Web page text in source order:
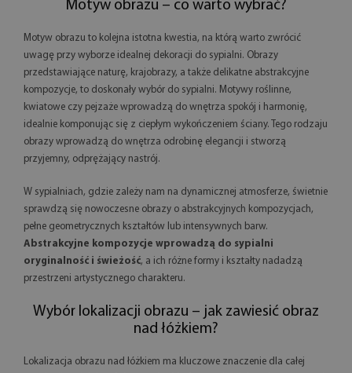
Motyw obrazu – co warto wybrać?
Motyw obrazu to kolejna istotna kwestia, na którą warto zwrócić
uwagę przy wyborze idealnej dekoracji do sypialni. Obrazy
przedstawiające naturę, krajobrazy, a także delikatne abstrakcyjne
kompozycje, to doskonały wybór do sypialni. Motywy roślinne,
kwiatowe czy pejzaże wprowadzą do wnętrza spokój i harmonię,
idealnie komponując się z ciepłym wykończeniem ściany. Tego rodzaju
obrazy wprowadzą do wnętrza odrobinę elegancji i stworzą
przyjemny, odprężający nastrój.
W sypialniach, gdzie zależy nam na dynamicznej atmosferze, świetnie
sprawdzą się nowoczesne obrazy o abstrakcyjnych kompozycjach,
pełne geometrycznych kształtów lub intensywnych barw.
Abstrakcyjne kompozycje wprowadzą do sypialni
oryginalność i świeżość, a ich różne formy i kształty nadadzą
przestrzeni artystycznego charakteru.
Wybór lokalizacji obrazu – jak zawiesić obraz
nad łóżkiem?
Lokalizacja obrazu nad łóżkiem ma kluczowe znaczenie dla całej